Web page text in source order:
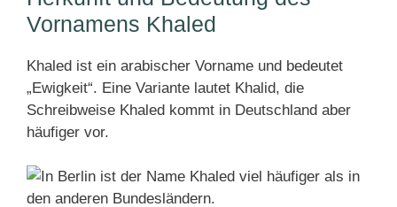
Vornamens Khaled
Khaled ist ein arabischer Vorname und bedeutet
„Ewigkeit“. Eine Variante lautet Khalid, die
Schreibweise Khaled kommt in Deutschland aber
häufiger vor.